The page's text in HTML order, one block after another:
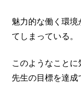
魅力的な働く環
てしまっている。
このようなことに
先生の目標を達成